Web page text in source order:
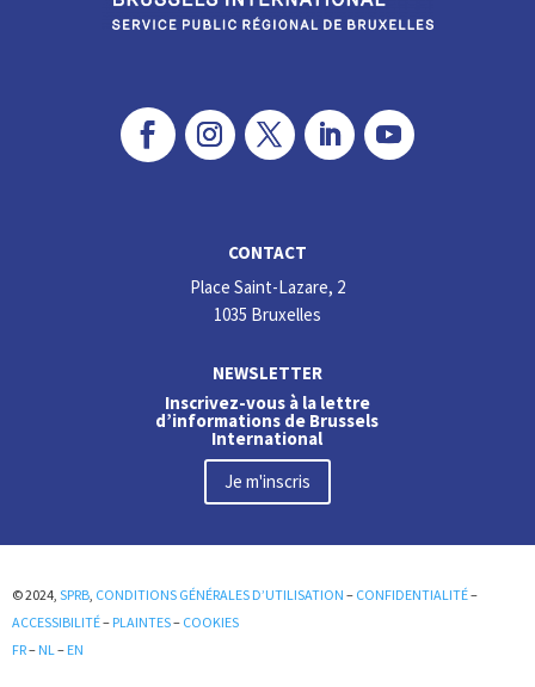
CONTACT
Place Saint-Lazare, 2
1035 Bruxelles
NEWSLETTER
Inscrivez-vous à la lettre
d’informations de Brussels
International
Je m'inscris
© 2024, SPRB, CONDITIONS GÉNÉRALES D’UTILISATION – CONFIDENTIALITÉ–
ACCESSIBILITÉ– PLAINTES– COOKIES
FR– NL– EN